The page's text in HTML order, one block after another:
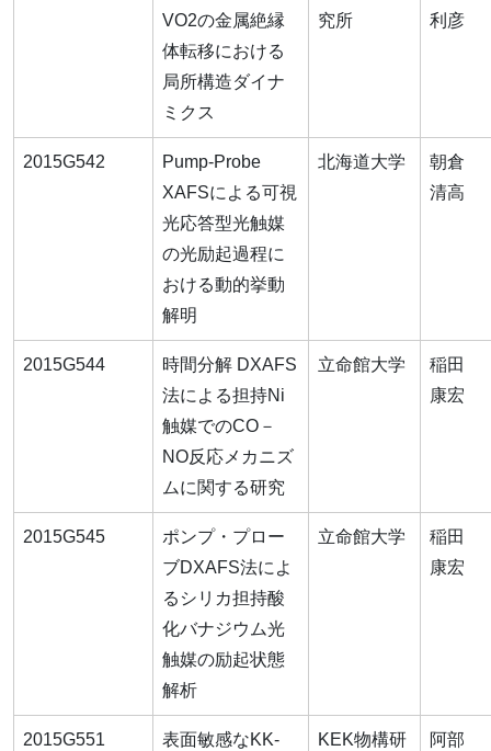
VO2の金属絶縁
体転移における
局所構造ダイナ
ミクス
究所
利彦
2015G542
Pump-Probe
XAFSによる可視
光応答型光触媒
の光励起過程に
おける動的挙動
解明
北海道大学
朝倉
清高
2015G544
時間分解 DXAFS
法による担持Ni
触媒でのCO－
NO反応メカニズ
ムに関する研究
立命館大学
稲田
康宏
2015G545
ポンプ・プロー
ブDXAFS法によ
るシリカ担持酸
化バナジウム光
触媒の励起状態
解析
立命館大学
稲田
康宏
2015G551
表面敏感なKK-
KEK物構研
阿部